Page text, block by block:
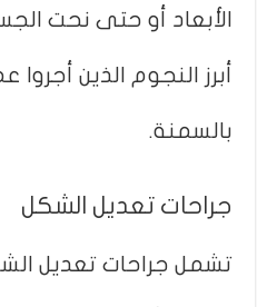
الأبعاد أو حتى نحت
أبرز النجوم الذين
بالسمنة.
جراحات تعديل الشكل
تشمل جراحات تعديل